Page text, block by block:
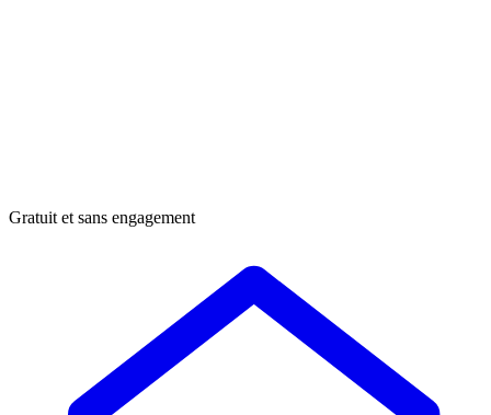
Gratuit et sans engagement